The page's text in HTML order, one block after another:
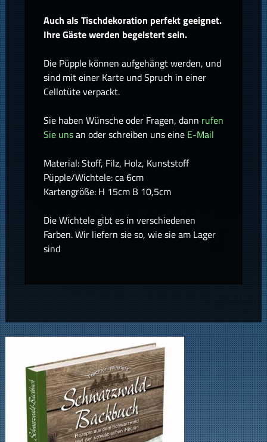
Auch als Tischdekoration perfekt geeignet.
Ihre Gäste werden begeistert sein.
Die Püpple können aufgehängt werden, und
sind mit einer Karte und Spruch in einer
Cellotüte verpackt.
Sie haben Wünsche oder Fragen, dann rufen
Sie unsan oder schreiben uns eine E-Mail
Material: Stoff, Filz, Holz, Kunststoff
Püpple/Wichtele: ca 6cm
Kartengröße: H 15cm B 10,5cm
Die Wichtele gibt es in verschiedenen
Farben. Wir liefern sie so, wie sie am Lager
sind